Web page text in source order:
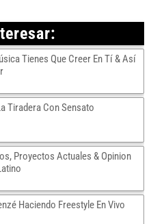
Tienes Que Creer En Tí & Así
Tiradera Con Sensato
Proyectos Actuales & Opinion
Haciendo Freestyle En Vivo